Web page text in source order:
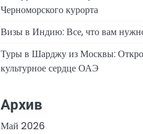
Черноморского курорта
Визы в Индию: Все, что вам
Туры в Шарджу из Москвы:
культурное сердце ОАЭ
Архив
Май 2026